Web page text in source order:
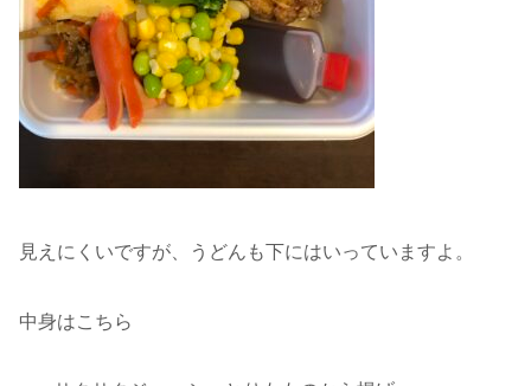
見えにくいですが、うどんも下にはいっていますよ。
中身はこちら